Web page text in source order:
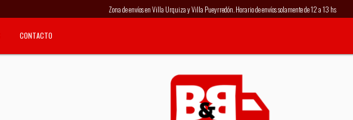
Zona de envíos en Villa Urquiza y Villa Pueyrredón. Horario de envíos solamente de 12 a 13 hs
CONTACTO